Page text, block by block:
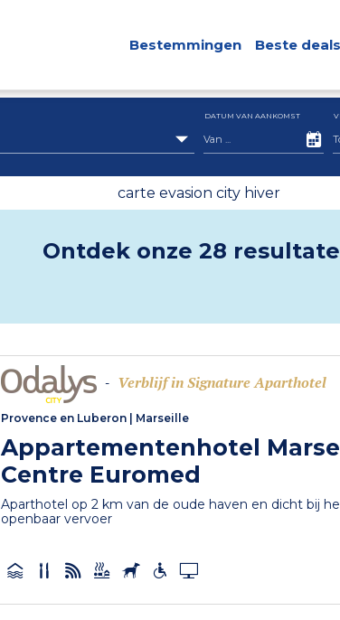
Bestemmingen Beste deals
DATUM VAN AANKOMST
carte evasion city hiver
Ontdek onze 28
- Verblijf in Signature Aparthotel
Provence en Luberon Marseille
Appartementenhotel
Centre Euromed
Aparthotel op 2 km van de oude haven en dicht bij
openbaar vervoer